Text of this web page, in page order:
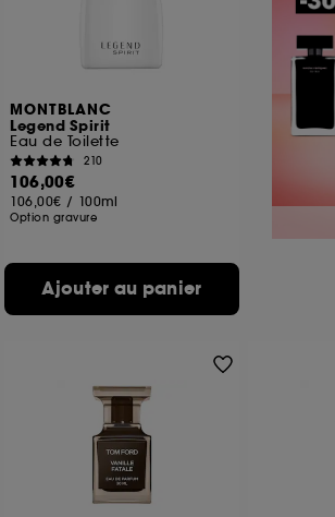
MONTBLANC
Legend Spirit
Eau de Toilette
210
106,00€
106,00€ / 100ml
Option gravure
Ajouter au panier